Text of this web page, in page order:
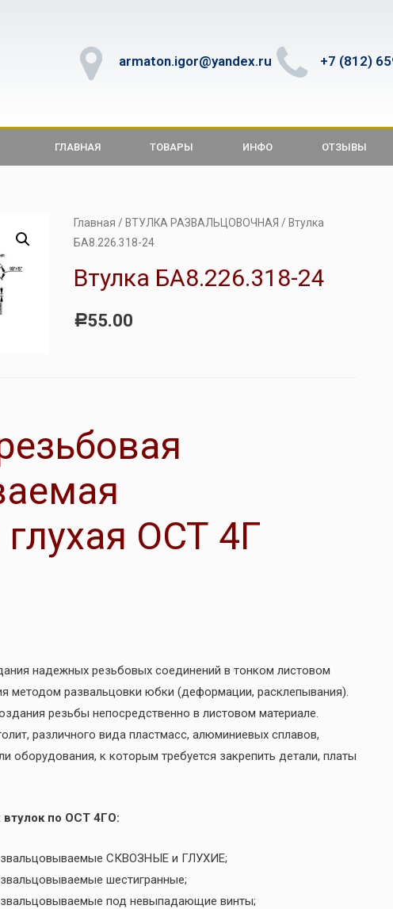
armaton.igor@yandex.ru +7 (812)
ГЛАВНАЯ ТОВАРЫ ИНФО ОТЗЫВЫ
Главная / ВТУЛКА РАЗВАЛЬЦОВОЧНАЯ / Втулка
БА8.226.318-24
Втулка БА8.226.318-24
Р55.00
ОСТ 4Г
надежных резьбовых соединений в тонком листовом
методом развальцовки юбки (деформации, расклепывания).
резьбы непосредственно в листовом материале.
различного вида пластмасс, алюминиевых сплавов,
оборудования, к которым требуется закрепить детали, платы
по ОСТ 4ГО:
СКВОЗНЫЕ и ГЛУХИЕ;
шестигранные;
под невыпадающие винты;